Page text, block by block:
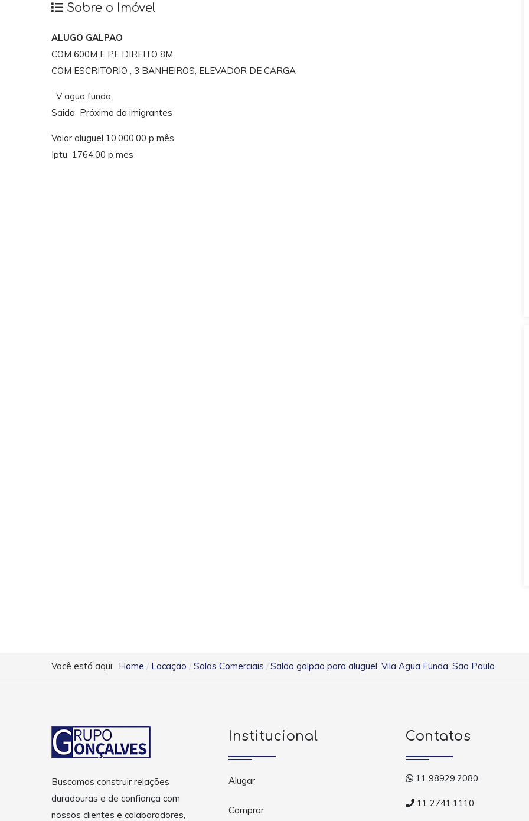
Sobre o Imóvel
ALUGO GALPAO
COM 600M E PE DIREITO 8M
COM ESCRITORIO , 3 BANHEIROS, ELEVADOR DE CARGA
V agua funda
Saida Próximo da imigrantes
Valor aluguel 10.000,00 p mês
Iptu 1764,00 p mes
Você está aqui: Home Locação Salas Comerciais Salão galpão para aluguel, Vila Agua Funda, São Paulo
Buscamos construir relações
duradouras e de confiança com
nossos clientes e colaboradores,
Institucional
Alugar
Comprar
Contatos
11 98929.2080
11 2741.1110